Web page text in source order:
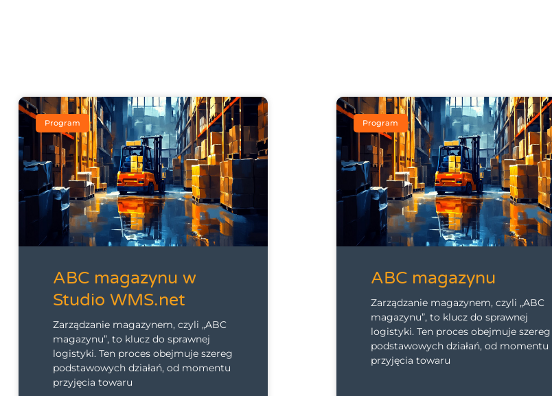
Program
ABC magazynu w
Studio WMS.net
Zarządzanie magazynem, czyli „ABC
magazynu”, to klucz do sprawnej
logistyki. Ten proces obejmuje szereg
podstawowych działań, od momentu
przyjęcia towaru
Program
ABC magazynu
Zarządzanie magazynem, czyli „ABC
magazynu”, to klucz do sprawnej
logistyki. Ten proces obejmuje szereg
podstawowych działań, od momentu
przyjęcia towaru